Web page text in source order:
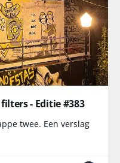
- Editie #383
twee. Een verslag